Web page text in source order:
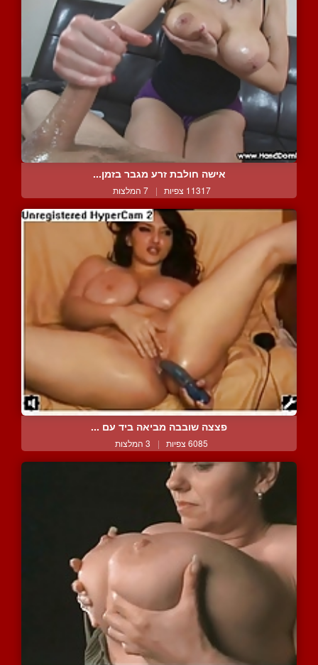
אישה חולבת זרע מגבר בזמן...
11317 צפיות | 7 המלצות
פצצה שובבה מביאה ביד עם ...
6085 צפיות | 3 המלצות